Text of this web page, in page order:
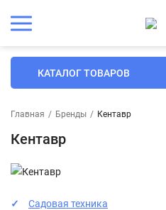
КАТАЛОГ ТОВАРОВ
Главная / Бренды / Кентавр
Кентавр
Садовая техника